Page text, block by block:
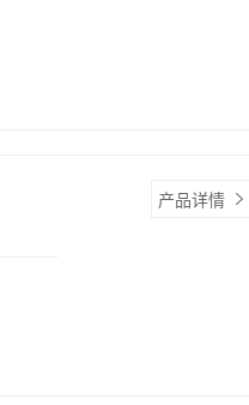
产品详情